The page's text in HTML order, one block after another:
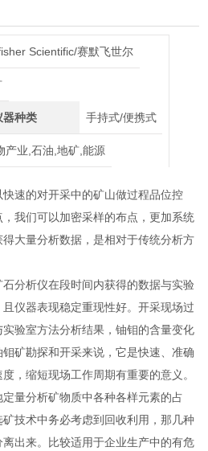
Scientific/赛默飞世尔
器种类 手持式/便携式
产业,石油,地矿,能源
快速的对开采中的矿山做过程品位控
我们可以加密采样的布点，更加系统
大量分析数据，是相对于传统分析方
分析仪在段时间内获得的数据与实验
仪器表现稳定重现性好。开采现场过
验室方法分析结果，铀钼的含量变化
矿勘探和开采来说，它是快速、准确
，缩短现场工作周期有重要的意义。
分析矿物质中各种各样元素的占
技术中务必考虑到回收利用，那几种
出来。比较适用于企业生产中的有危